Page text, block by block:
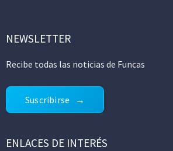
NEWSLETTER
Recibe todas las noticias de Funcas
Suscribirse
ENLACES DE INTERÉS